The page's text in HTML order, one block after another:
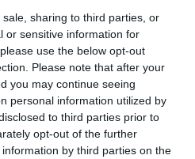
sharing to third parties, or
or sensitive information for
use the below opt-out
Please note that after your
you may continue seeing
personal information utilized by
to third parties prior to
opt-out of the further
by third parties on the
και Υποστήριξης.